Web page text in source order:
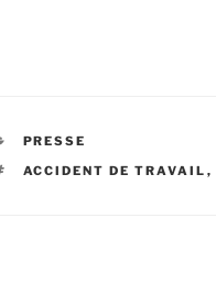
CATÉGORIES
PRESSE
ÉTIQUETTES
ACCIDENT DE TRAVAIL ,